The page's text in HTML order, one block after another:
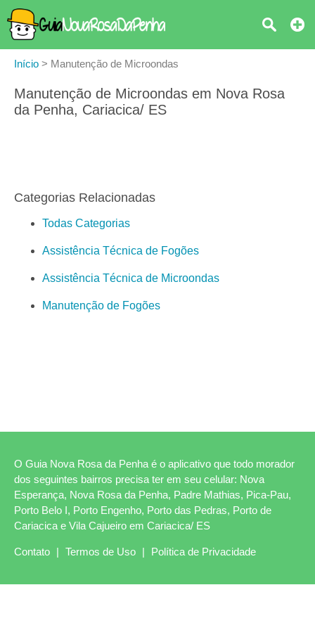
Início > Manutenção de Microondas
Manutenção de Microondas em Nova Rosa
da Penha, Cariacica/ ES
Categorias Relacionadas
Todas Categorias
Assistência Técnica de Fogões
Assistência Técnica de Microondas
Manutenção de Fogões
O Guia Nova Rosa da Penha é o aplicativo que todo morador
dos seguintes bairros precisa ter em seu celular: Nova
Esperança, Nova Rosa da Penha, Padre Mathias, Pica-Pau,
Porto Belo I, Porto Engenho, Porto das Pedras, Porto de
Cariacica e Vila Cajueiro em Cariacica/ ES
Contato | Termos de Uso | Política de Privacidade